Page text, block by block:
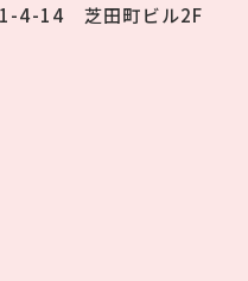
1-4-14 芝田町ビル2F